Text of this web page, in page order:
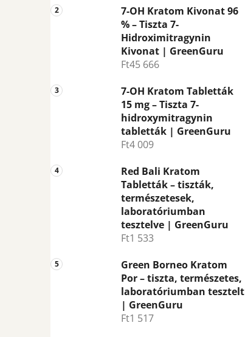
7-OH Kratom Kivonat 96
% – Tiszta 7-
Hidroximitragynin
Kivonat | GreenGuru
Ft45 666
7-OH Kratom Tabletták
15 mg – Tiszta 7-
hidroxymitragynin
tabletták | GreenGuru
Ft4 009
Red Bali Kratom
Tabletták – tiszták,
természetesek,
laboratóriumban
tesztelve | GreenGuru
Ft1 533
Green Borneo Kratom
Por – tiszta, természetes,
laboratóriumban tesztelt
| GreenGuru
Ft1 517